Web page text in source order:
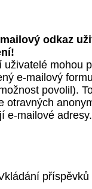
odkaz
mohou
e-mailový
povolil).
otravných
e-mailové adresy.
příspěvků